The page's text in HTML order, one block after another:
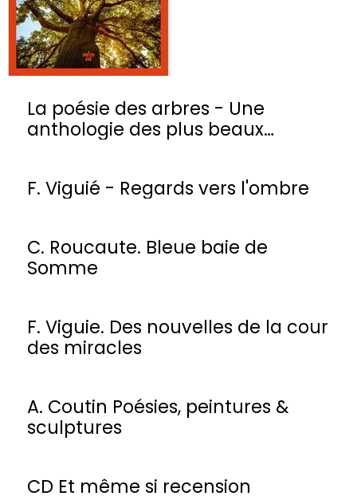
La poésie des arbres - Une
anthologie des plus beaux
F. Viguié - Regards vers l'ombre
C. Roucaute. Bleue baie de
Somme
F. Viguie. Des nouvelles de la cour
des miracles
A. Coutin Poésies, peintures &
sculptures
CD Et même si recension